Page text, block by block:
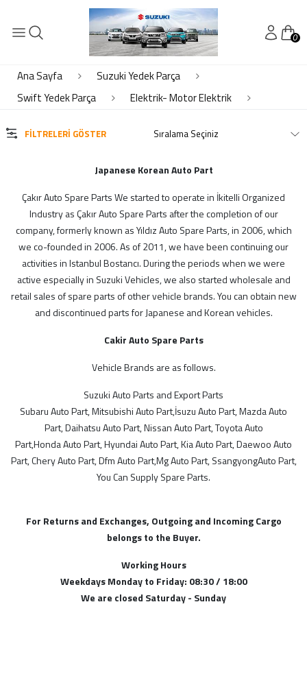
0
KATEGORİLER
Kaporta
Motor Piston Krank Silindir Kapak
Süspansiyon Ön Arka
MARKALAR
ithal
suzuki
MODELLER
İthal Ürünlerimiz
Malezya
Çin
Ana Sayfa
Suzuki Yedek Parça
Swift Yedek Parça
Elektrik- Motor Elektrik
FILTRELERI GÖSTER
Japanese Korean Auto Part
Çakır Auto Spare Parts We started to operate in İkitelli Organized
Industry as Çakır Auto Spare Parts after the completion of our
company, formerly known as Yıldız Auto Spare Parts, in 2006, which
we co-founded in 2006. As of 2011, we have been continuing our
activities in Istanbul Bostancı. During the periods when we were
active especially in Suzuki Vehicles, we also started wholesale and
retail sales of spare parts of other vehicle brands. You can obtain new
and discontinued parts for Japanese and Korean vehicles.
Cakir Auto Spare Parts
Vehicle Brands are as follows.
Suzuki Auto Parts and Export Parts
Subaru Auto Part, Mitsubishi Auto Part,İsuzu Auto Part, Mazda Auto
Part, Daihatsu Auto Part, Nissan Auto Part, Toyota Auto
Part,Honda Auto Part, Hyundai Auto Part, Kia Auto Part, Daewoo Auto
Part, Chery Auto Part, Dfm Auto Part,Mg Auto Part, SsangyongAuto Part,
You Can Supply Spare Parts.
For Returns and Exchanges, Outgoing and Incoming Cargo
belongs to the Buyer.
Working Hours
Weekdays Monday to Friday: 08:30 / 18:00
We are closed Saturday - Sunday